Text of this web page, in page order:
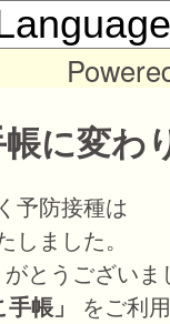
に変わ
予防接種は
しました。
とうございま
帳」 をご利